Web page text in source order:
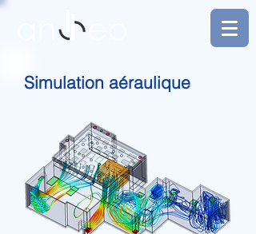
Simulation aéraulique